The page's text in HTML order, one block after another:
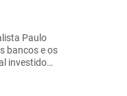
Paulo
bancos e os
investido…